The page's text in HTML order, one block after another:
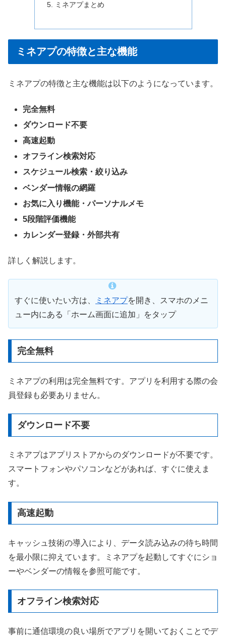
ミネアプまとめ
ミネアプの特徴と主な機能
ミネアプの特徴と主な機能は以下のようになっています。
完全無料
ダウンロード不要
高速起動
オフライン検索対応
スケジュール検索・絞り込み
ベンダー情報の網羅
お気に入り機能・パーソナルメモ
5段階評価機能
カレンダー登録・外部共有
詳しく解説します。
すぐに使いたい方は、 ミネアプを開き、スマホのメニ
ュー内にある「ホーム画面に追加」をタップ
完全無料
ミネアプの利用は完全無料です。アプリを利用する際の会
員登録も必要ありません。
ダウンロード不要
ミネアプはアプリストアからのダウンロードが不要です。
スマートフォンやパソコンなどがあれば、すぐに使えま
す。
高速起動
キャッシュ技術の導入により、データ読み込みの待ち時間
を最小限に抑えています。ミネアプを起動してすぐにショ
ーやベンダーの情報を参照可能です。
オフライン検索対応
事前に通信環境の良い場所でアプリを開いておくことでデ